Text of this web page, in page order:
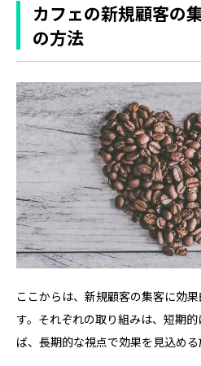
カフェの新規顧客の
の方法
ここからは、新規顧客の集客に効
す。それぞれの取り組みは、短期
ば、長期的な視点で効果を見込める